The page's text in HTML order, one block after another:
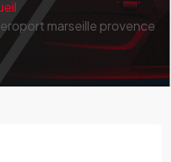
marseille provence